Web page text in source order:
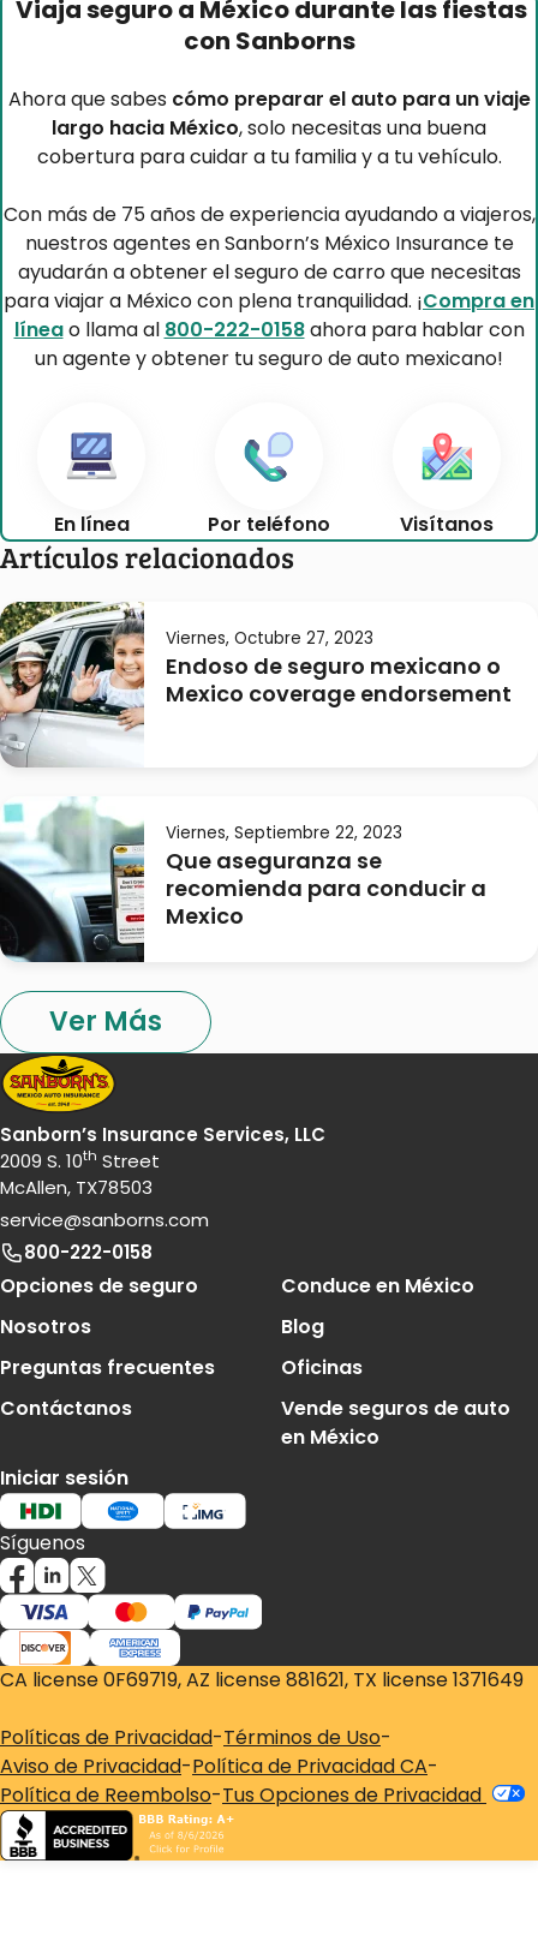
Viaja seguro a México durante las fiestas
con Sanborns
Ahora que sabes cómo preparar el auto para un viaje
largo hacia México, solo necesitas una buena
cobertura para cuidar a tu familia y a tu vehículo.
Con más de 75 años de experiencia ayudando a viajeros,
nuestros agentes en Sanborn’s México Insurance te
ayudarán a obtener el seguro de carro que necesitas
para viajar a México con plena tranquilidad. ¡Compra en
líneao llama al 800-222-0158ahora para hablar con
un agente y obtener tu seguro de auto mexicano!
En línea Por teléfono Visítanos
Artículos relacionados
Viernes, Octubre 27, 2023
Endoso de seguro mexicano o
Mexico coverage endorsement
Viernes, Septiembre 22, 2023
Que aseguranza se
recomienda para conducir a
Mexico
Ver Más
Sanborn’s Insurance Services, LLC
2009 S. 10th Street
McAllen, TX78503
service@sanborns.com
800-222-0158
Footer Navigation
Opciones de seguro
Conduce en México
Nosotros
Blog
Preguntas frecuentes
Oficinas
Contáctanos
Vende seguros de auto
en México
Iniciar sesión
Síguenos
CA license 0F69719, AZ license 881621, TX license 1371649
Políticas de Privacidad-Términos de Uso-
Aviso de Privacidad-Política de Privacidad CA-
Política de Reembolso-Tus Opciones de Privacidad